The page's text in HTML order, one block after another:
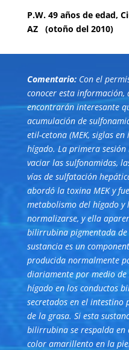
P.W. 49 años de edad,
AZ (otoño del 2010)
Comentario:Con el
conocer esta información,
encontrarán interesante
acumulación de
etil-cetona (MEK, siglas
hígado. La primera
vaciar las sulfonamidas,
vías de sulfatación
abordó la toxina MEK y
metabolismo del hígado y
normalizarse, y ella
bilirrubina pigmentada de
sustancia es un
producida normalmente
diariamente por medio
hígado en los conductos
secretados en el
de la grasa. Si esta
bilirrubina se respalda en
color amarillento en la